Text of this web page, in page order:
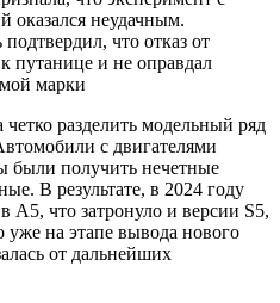
оказался неудачным.
что отказ от
путанице и не оправдал
марки
разделить модельный ряд
с двигателями
были получить нечетные
В результате, в 2024 году
A5, что затронуло и версии S5,
на этапе вывода нового
от дальнейших